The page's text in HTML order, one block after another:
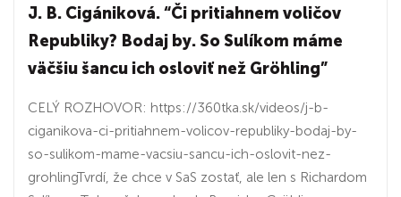
J. B. Cigániková. “Či pritiahnem voličov
Republiky? Bodaj by. So Sulíkom máme
väčšiu šancu ich osloviť než Gröhling”
CELÝ ROZHOVOR: https://360tka.sk/videos/j-b-
ciganikova-ci-pritiahnem-volicov-republiky-bodaj-by-
so-sulikom-mame-vacsiu-sancu-ich-oslovit-nez-
grohlingTvrdí, že chce v SaS zostať, ale len s Richardom